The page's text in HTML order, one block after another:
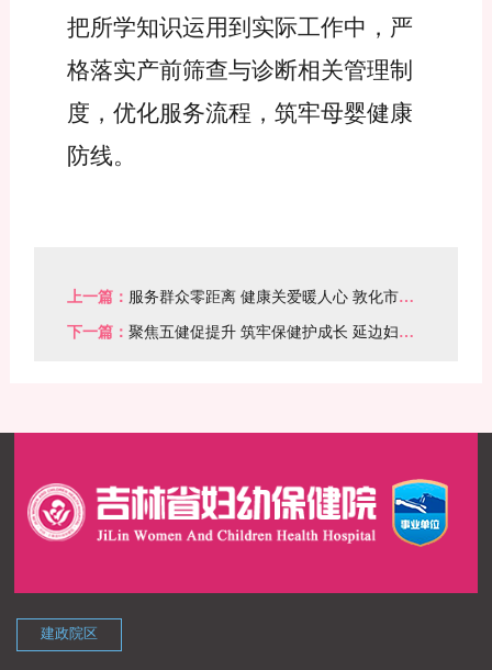
把所学知识运用到实际工作中，严
格落实产前筛查与诊断相关管理制
度 ，优化服务流程，筑牢母婴健康
防线。
上一篇： 服务群众零距离 健康关爱暖人心 敦化市妇
幼保健计划生育服务中心开展健康宣传活动
下一篇： 聚焦五健促提升 筑牢保健护成长 延边妇幼
建政院区